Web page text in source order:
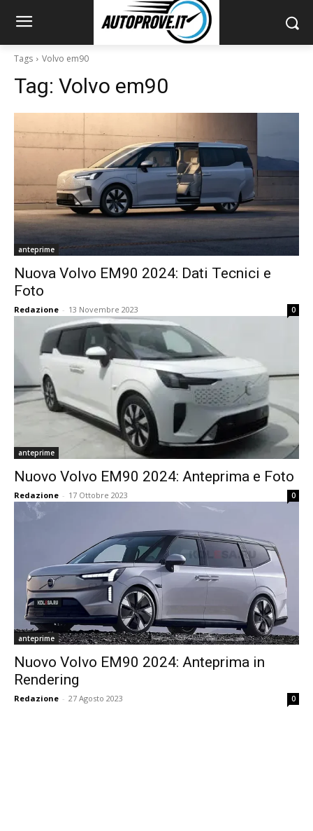
Tags Volvo em90
Tag: Volvo em90
anteprime
Nuova Volvo EM90 2024: Dati Tecnici e
Foto
Redazione - 13 Novembre 2023 0
anteprime
Nuovo Volvo EM90 2024: Anteprima e Foto
Redazione - 17 Ottobre 2023 0
anteprime
Nuovo Volvo EM90 2024: Anteprima in
Rendering
Redazione - 27 Agosto 2023 0